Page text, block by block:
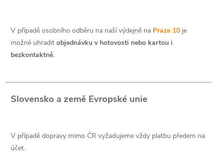
V případě osobního odběru na naší výdejně na Praze 10 je
možné uhradit objednávku v hotovosti nebo kartou i
bezkontaktně.
Slovensko a země Evropské unie
V případě dopravy mimo ČR vyžadujeme vždy platbu předem na
účet.